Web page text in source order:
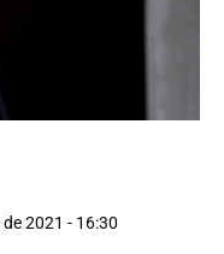
2021 - 16:30